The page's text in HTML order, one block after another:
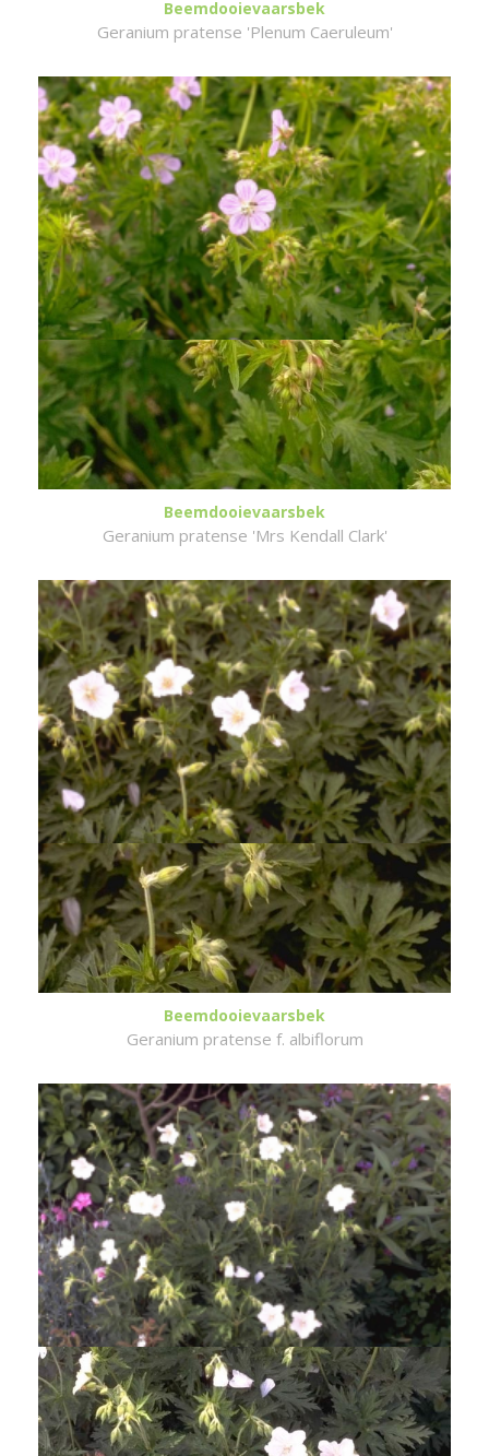
Beemdooievaarsbek
Geranium pratense 'Plenum Caeruleum'
Beemdooievaarsbek
Geranium pratense 'Mrs Kendall Clark'
Beemdooievaarsbek
Geranium pratense f. albiflorum